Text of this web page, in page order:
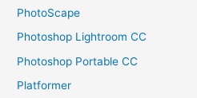
PhotoScape
Photoshop Lightroom CC
Photoshop Portable CC
Platformer